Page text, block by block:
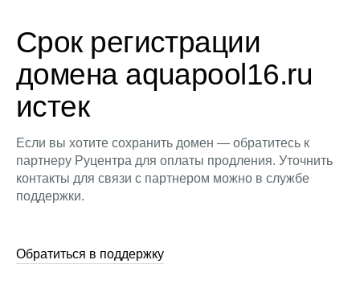
Срок регистрации
домена aquapool16.ru
истек
Если вы хотите сохранить домен — обратитесь к
партнеру Руцентра для оплаты продления. Уточнить
контакты для связи с партнером можно в службе
поддержки.
Обратиться в поддержку